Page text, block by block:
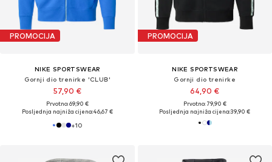
PROMOCIJA
NIKE SPORTSWEAR
Gornji dio trenirke 'CLUB'
57,90 €
Prvotno: 69,90 €
Posljednja najniža cijena:46,67 €
+10
PROMOCIJA
NIKE SPORTSWEAR
Gornji dio trenirke
64,90 €
Prvotno: 79,90 €
Posljednja najniža cijena:39,90 €